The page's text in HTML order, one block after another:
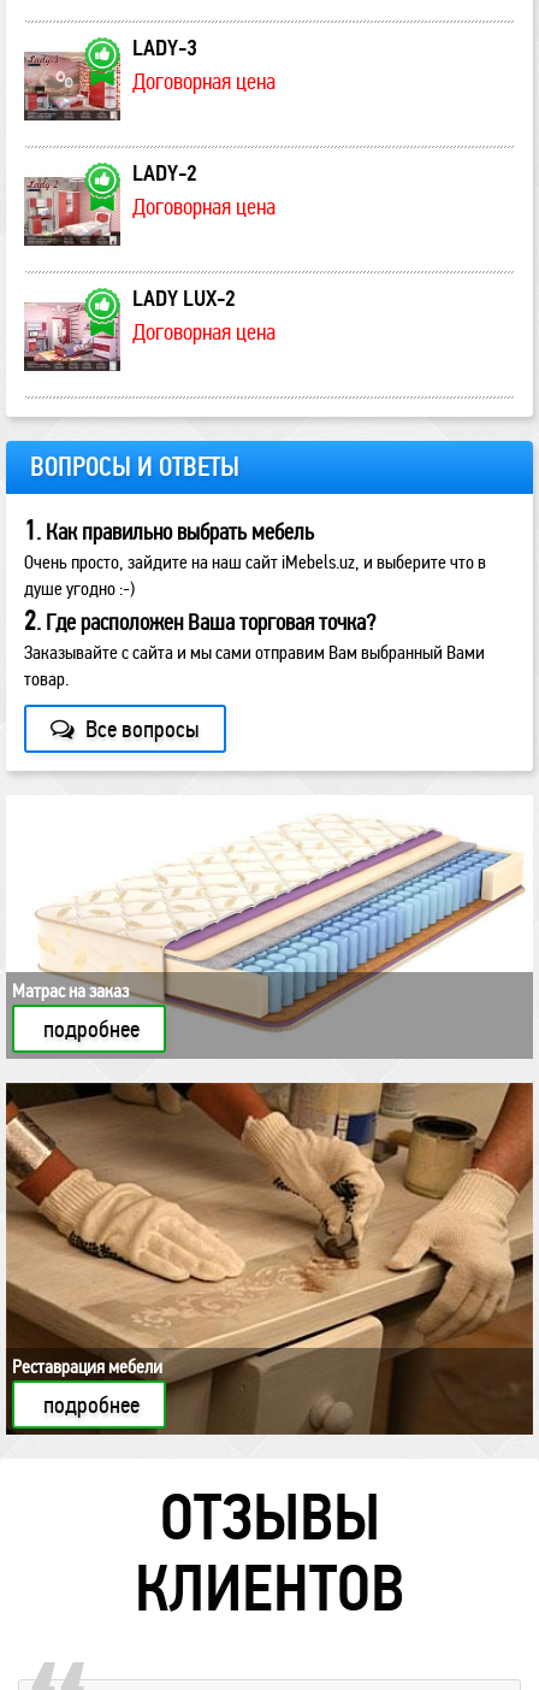
LADY-3
Договорная цена
LADY-2
Договорная цена
LADY LUX-2
Договорная цена
ВОПРОСЫ И ОТВЕТЫ
1 . Как правильно выбрать мебель
Очень просто, зайдите на наш сайт iMebels.uz, и выберите что в
душе угодно :-)
2. Где расположен Ваша торговая точка?
Заказывайте с сайта и мы сами отправим Вам выбранный Вами
товар.
Все вопросы
Матрас на заказ
подробнее
Реставрация мебели
подробнее
ОТЗЫВЫ
КЛИЕНТОВ